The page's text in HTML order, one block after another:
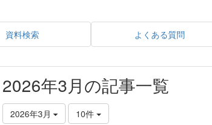
資料検索 よくある質問
2026年3月の記事一覧
2026年3月 10件